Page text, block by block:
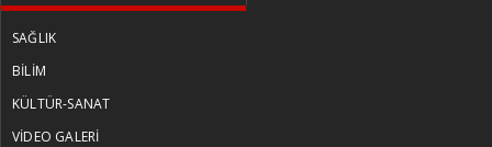
SAĞLIK
BİLİM
KÜLTÜR-SANAT
VİDEO GALERİ